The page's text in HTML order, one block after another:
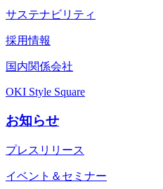
サステナビリティ
採用情報
国内関係会社
OKI Style Square
お知らせ
プレスリリース
イベント＆セミナー